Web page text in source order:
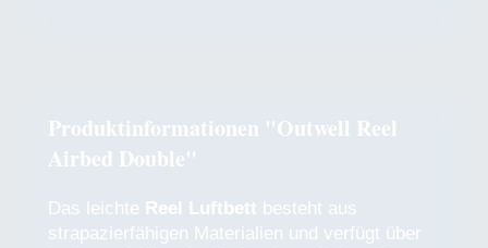
Produktinformationen "Outwell Reel
Airbed Double"
Das leichte Reel Luftbett besteht aus
strapazierfähigen Materialien und verfügt über